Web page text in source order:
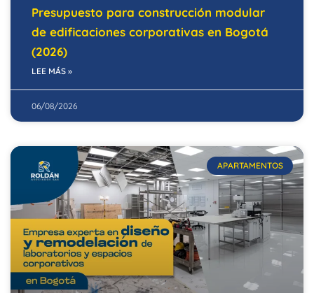
Presupuesto para construcción modular
de edificaciones corporativas en Bogotá
(2026)
LEE MÁS »
06/08/2026
APARTAMENTOS